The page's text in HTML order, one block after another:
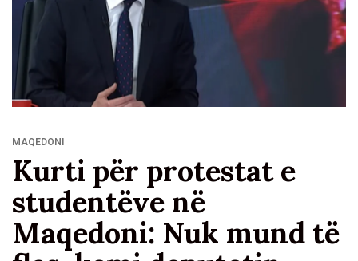
MAQEDONI
Kurti për protestat e
studentëve në
Maqedoni: Nuk mund të